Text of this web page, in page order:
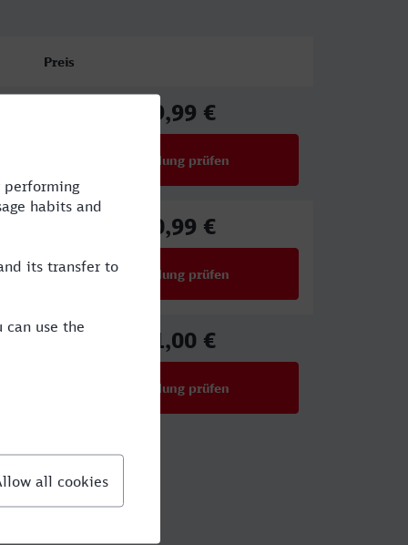
Preis
59,99 €
Verbindung prüfen
50,99 €
Verbindung prüfen
51,00 €
Verbindung prüfen